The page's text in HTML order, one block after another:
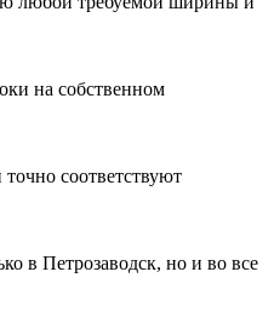
на собственном
соответствуют
в Петрозаводск, но и во все